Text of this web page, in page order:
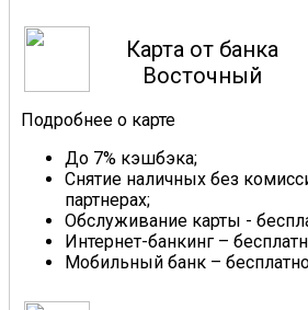
Карта от банка
Восточный
Подробнее о карте
До 7% кэшбэка;
Снятие наличных без
партнерах;
Обслуживание карты -
Интернет-банкинг –
Мобильный банк –